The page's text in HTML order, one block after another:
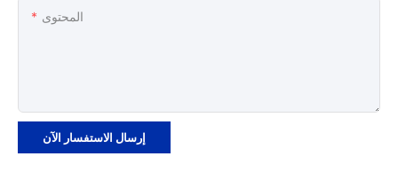
المحتوى
إرسال الاستفسار الآن